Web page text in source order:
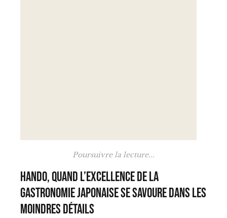
Poursuivre la lecture...
Hando, quand l’excellence de la
gastronomie japonaise se savoure dans les
moindres détails